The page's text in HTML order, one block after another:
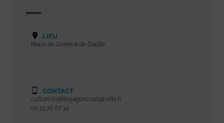
LIEU
Place du Général de Gaulle
CONTACT
culture.mairie@agoncoutainville.fr
02 33 76 67 34